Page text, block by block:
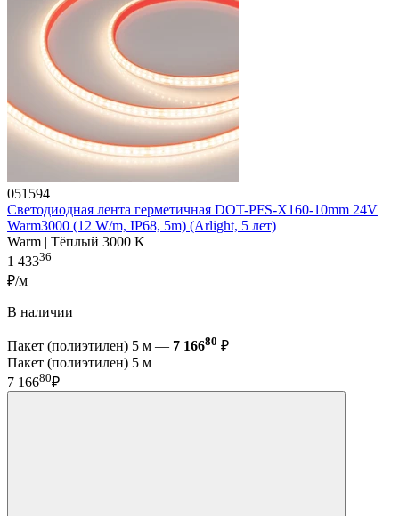
051594
Светодиодная лента герметичная DOT-PFS-X160-10mm 24V
Warm3000 (12 W/m, IP68, 5m) (Arlight, 5 лет)
Warm | Тёплый 3000 K
1 43336
₽/м
В наличии
Пакет (полиэтилен) 5 м — 7 16680 ₽
Пакет (полиэтилен) 5 м
7 16680₽